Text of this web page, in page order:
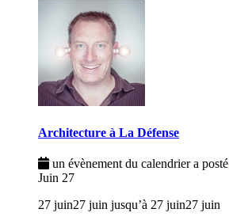
Architecture à La Défense
un évènement du calendrier a posté
Juin 27
27 juin27 juin jusqu’à 27 juin27 juin